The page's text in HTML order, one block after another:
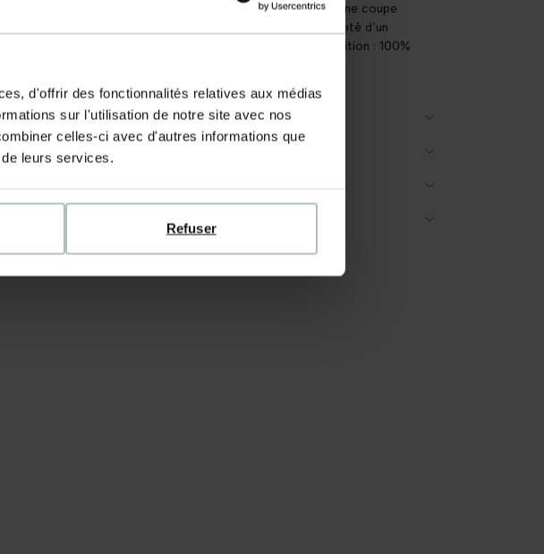
d'offrir des fonctionnalités relatives aux médias
sur l'utilisation de notre site avec nos
celles-ci avec d'autres informations que
leurs services.
Refuser
col rond montant, des bords côtelés et une coupe
décontractée. Le sweat est également doté d'un
détail rouge brodé sur le devant. Composition : 100%
DÉTAILS DU PRODUIT